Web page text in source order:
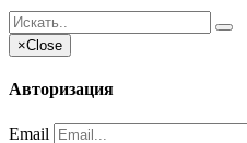
×Close
Авторизация
Email